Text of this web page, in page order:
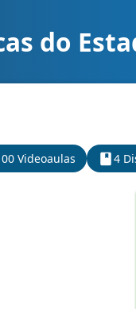
Sanitarista -
do
Videoaulas 4